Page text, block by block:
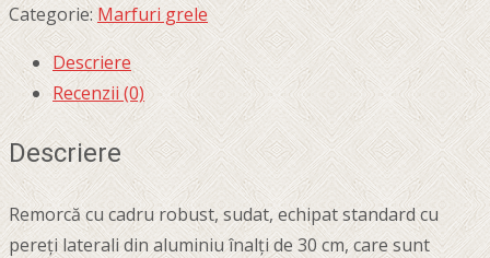
Categorie:Marfuri grele
Descriere
Recenzii (0)
Descriere
Remorcă cu cadru robust, sudat, echipat standard cu
pereți laterali din aluminiu înalți de 30 cm, care sunt